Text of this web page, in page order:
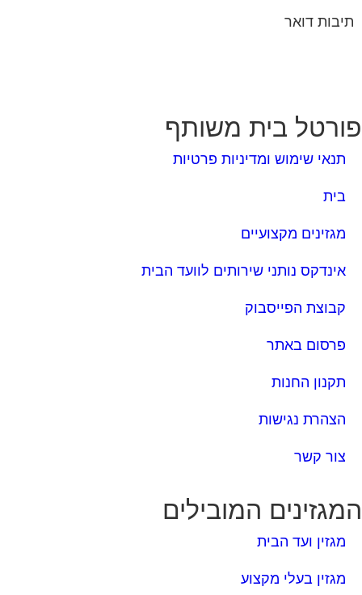
תיבות דואר
בית משותף
תנאי שימוש ומדיניות פרטיות
בית
מגזינים מקצועיים
אינדקס נותני שירותים לוועד הבית
קבוצת הפייסבוק
פרסום באתר
תקנון החנות
הצהרת נגישות
צור קשר
המובילים
מגזין ועד הבית
מגזין בעלי מקצוע